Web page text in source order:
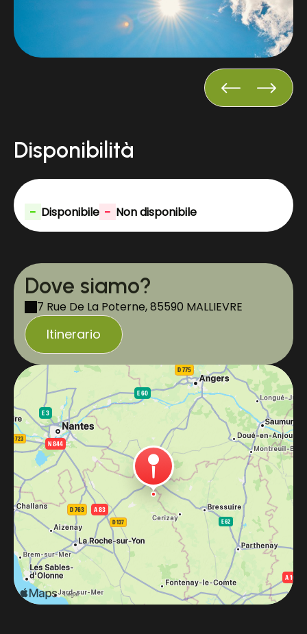
Disponibilità
- Disponibile - Non disponibile
Dove siamo?
7 Rue De La Poterne, 85590 MALLIEVRE
Itinerario